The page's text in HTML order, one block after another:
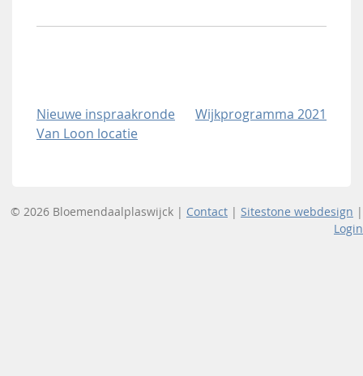
Bericht
navigatie
Nieuwe inspraakronde
Van Loon locatie
Wijkprogramma 2021
© 2026 Bloemendaalplaswijck | Contact | Sitestone webdesign |
Login